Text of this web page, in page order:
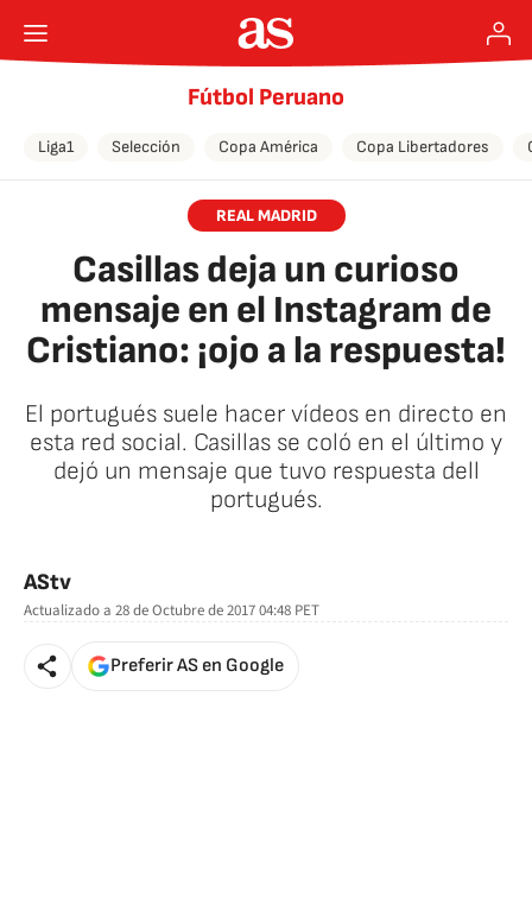
Fútbol Peruano
Liga1 Selección Copa América Copa Libertadores
REAL MADRID
Casillas deja un curioso
mensaje en el Instagram de
Cristiano: ¡ojo a la respuesta!
El portugués suele hacer vídeos en directo en
esta red social. Casillas se coló en el último y
dejó un mensaje que tuvo respuesta dell
portugués.
AStv
Actualizado a 28 de Octubre de 2017 04:48 PET
Preferir AS en Google